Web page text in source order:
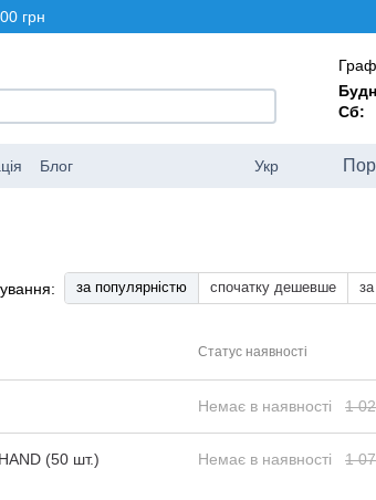
грн
Сб:
Блог Укр
за популярністю спочатку дешевше
Статус наявності
Немає в наявності 1
(50 шт.) Немає в наявності 1